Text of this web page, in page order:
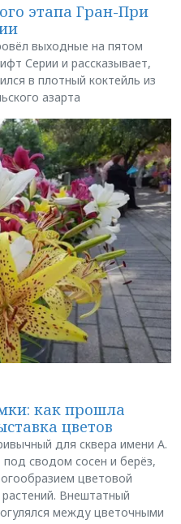
этапа Гран-При
выходные на пятом
Серии и рассказывает,
в плотный коктейль из
азарта
как прошла
цветов
для сквера имени А.
сводом сосен и берёз,
цветовой
Внештатный
между цветочными